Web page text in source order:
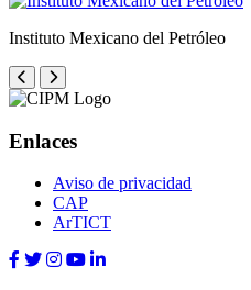
Instituto Mexicano del Petróleo
Enlaces
Aviso de privacidad
CAP
ArTICT